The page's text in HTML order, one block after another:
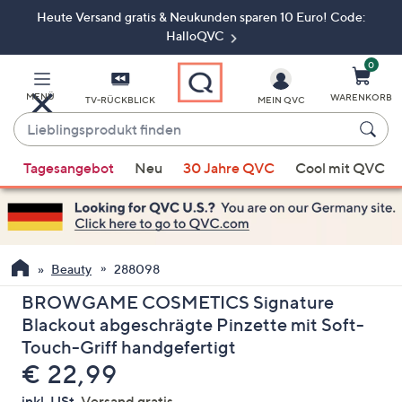
ZumHeute Versand gratis & Neukunden sparen 10 Euro! Code:
HalloQVC
MENÜ TV-RÜCKBLICK
Lieblingsprodukt
finden
Vorschläge
verfügbar
sind,
verwenden
Sie
die
Pfeiltasten
nach
oben
und
nach
MEIN QVC
0
WARENKORB
Tagesangebot Neu 30 Jahre QVC Cool mit QVC
Beauty 288098
BROWGAME COSMETICS Signature
Blackout abgeschrägte Pinzette mit Soft-
Touch-Griff handgefertigt
Gelöscht
€ 22,99